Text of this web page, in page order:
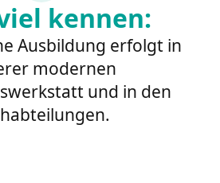
kennen:
Ausbildung erfolgt in
modernen
und in den